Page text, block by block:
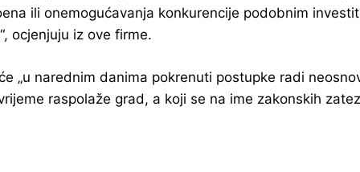
ili onemogućavanja konkurencije podobnim
ocjenjuju iz ove firme.
„u narednim danima pokrenuti postupke radi
raspolaže grad, a koji se na ime zakonskih